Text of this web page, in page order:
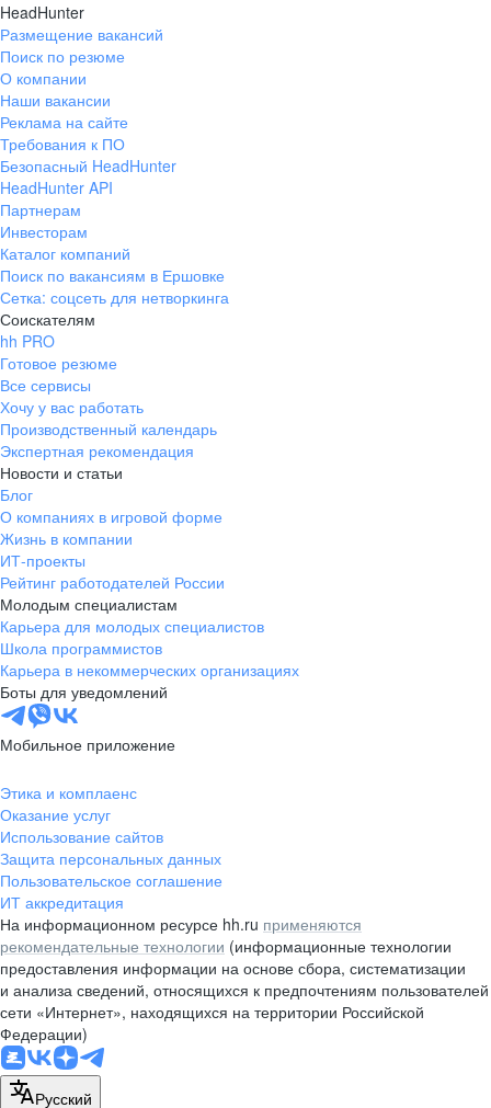
HeadHunter
Размещение вакансий
Поиск по резюме
О компании
Наши вакансии
Реклама на сайте
Требования к ПО
Безопасный HeadHunter
HeadHunter API
Партнерам
Инвесторам
Каталог компаний
Поиск по вакансиям в Ершовке
Сетка: соцсеть для нетворкинга
Соискателям
hh PRO
Готовое резюме
Все сервисы
Хочу у вас работать
Производственный календарь
Экспертная рекомендация
Новости и статьи
Блог
О компаниях в игровой форме
Жизнь в компании
ИТ-проекты
Рейтинг работодателей России
Молодым специалистам
Карьера для молодых специалистов
Школа программистов
Карьера в некоммерческих организациях
Боты для уведомлений
Мобильное приложение
Этика и комплаенс
Оказание услуг
Использование сайтов
Защита персональных данных
Пользовательское соглашение
ИТ аккредитация
На информационном ресурсе hh.ru применяются
рекомендательные технологии (информационные технологии
предоставления информации на основе сбора, систематизации
и анализа сведений, относящихся к предпочтениям пользователей
сети «Интернет», находящихся на территории Российской
Федерации)
Русский